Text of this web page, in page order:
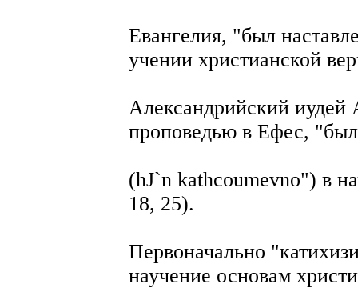
Евангелия, "был
учении христианской
Александрийский
проповедью в Ефес, "был
(hJ`n kathcoumevno") в
18, 25).
Первоначально
научение основам